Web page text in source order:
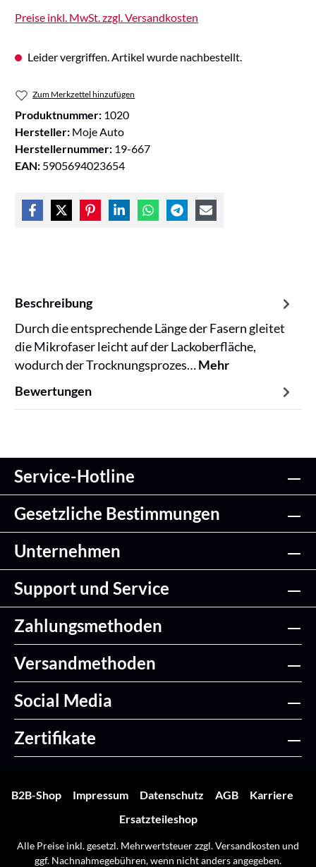
Preise inkl. MwSt. zzgl. Versandkosten
Leider vergriffen. Artikel wurde nachbestellt.
Zum Merkzettel hinzufügen
Produktnummer: 1020
Hersteller: Moje Auto
Herstellernummer: 19-667
EAN: 5905694023654
Beschreibung
Durch die entsprechende Länge der Fasern gleitet
die Mikrofaser leicht auf der Lackoberfläche,
wodurch der Trocknungsprozes…Mehr
Bewertungen
Service-Hotline
Gesetzliche Bestimmungen
Unternehmen
Support und Service
Zahlungsmethoden
Versandmethoden
Social Media
Zertifikate
B2B-Shop Impressum Datenschutz AGB
Karriere
Ersatzteileshop
Alle Preise inkl. gesetzl. Mehrwertsteuer zzgl.Versandkosten und
ggf. Nachnahmegebühren, wenn nicht anders angegeben.